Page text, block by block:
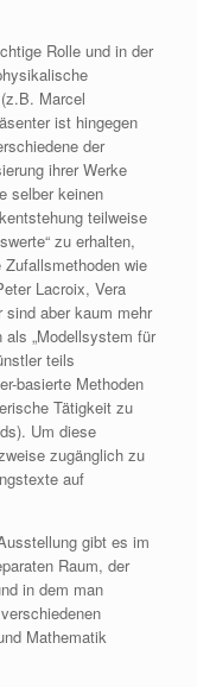
Rolle und in der
Marcel
ist hingegen
der
ihrer Werke
selber keinen
teilweise
zu erhalten,
wie
Lacroix, Vera
aber kaum mehr
als „Modellsystem für
teils
basierte Methoden
Tätigkeit zu
Um diese
zugänglich zu
auf
gibt es im
Raum, der
in dem man
Mathematik